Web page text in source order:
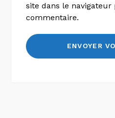
site dans le
commentaire.